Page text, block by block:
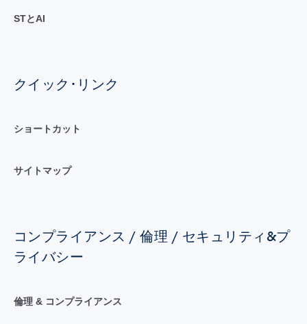
STとAI
クイック･リンク
ショートカット
サイトマップ
コンプライアンス / 倫理 / セキュリティ&プ
ライバシー
倫理 & コンプライアンス